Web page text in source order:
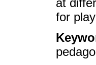
at
for